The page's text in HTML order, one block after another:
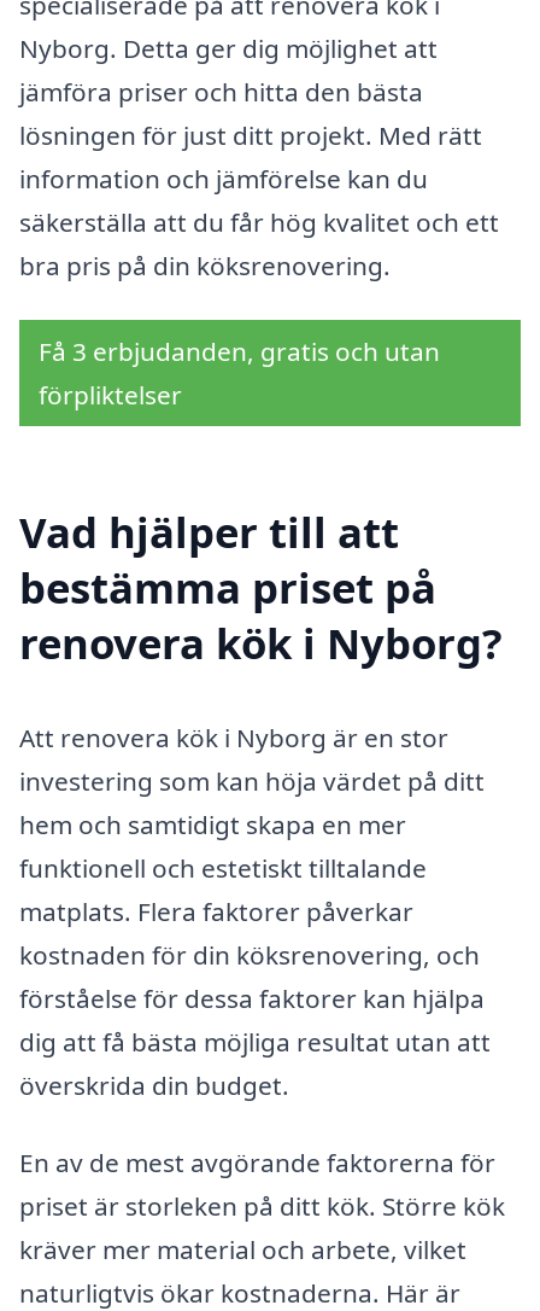
Nyborg. Detta ger dig möjlighet att
jämföra priser och hitta den bästa
lösningen för just ditt projekt. Med rätt
information och jämförelse kan du
säkerställa att du får hög kvalitet och ett
bra pris på din köksrenovering.
Få 3 erbjudanden, gratis och utan
förpliktelser
Vad hjälper till att
bestämma priset på
renovera kök i Nyborg?
Att renovera kök i Nyborg är en stor
investering som kan höja värdet på ditt
hem och samtidigt skapa en mer
funktionell och estetiskt tilltalande
matplats. Flera faktorer påverkar
kostnaden för din köksrenovering, och
förståelse för dessa faktorer kan hjälpa
dig att få bästa möjliga resultat utan att
överskrida din budget.
En av de mest avgörande faktorerna för
priset är storleken på ditt kök. Större kök
kräver mer material och arbete, vilket
naturligtvis ökar kostnaderna. Här är